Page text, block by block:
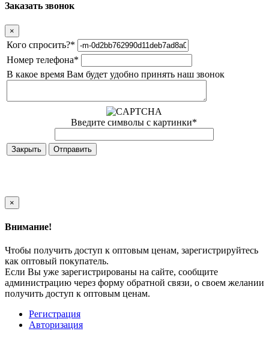
Заказать звонок
×
Кого спросить?*
Номер телефона*
В какое время Вам будет удобно принять наш звонок
Введите символы с картинки*
Закрыть
×
Внимание!
Чтобы получить доступ к оптовым ценам, зарегистрируйтесь
как оптовый покупатель.
Если Вы уже зарегистрированы на сайте, сообщите
администрацию через форму обратной связи, о своем желании
получить доступ к оптовым ценам.
Регистрация
Авторизация